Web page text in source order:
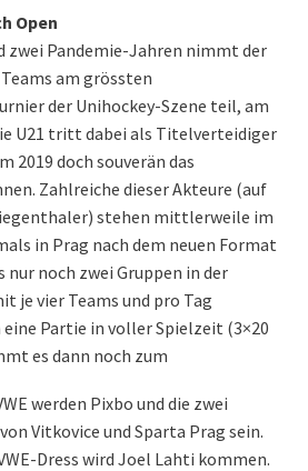
Open
zwei Pandemie-Jahren nimmt der
am grössten
der Unihockey-Szene teil, am
U21 tritt dabei als Titelverteidiger
2019 doch souverän das
Zahlreiche dieser Akteure (auf
stehen mittlerweile im
in Prag nach dem neuen Format
nur noch zwei Gruppen in der
je vier Teams und pro Tag
Partie in voller Spielzeit (3×20
es dann noch zum
werden Pixbo und die zwei
Vitkovice und Sparta Prag sein.
Dress wird Joel Lahti kommen.